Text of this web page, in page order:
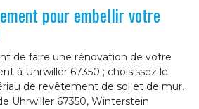
pour embellir votre
de faire une rénovation de votre
à Uhrwiller 67350 ; choisissez le
de revêtement de sol et de mur.
Uhrwiller 67350, Winterstein